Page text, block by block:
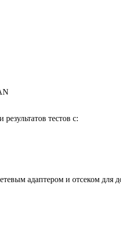
тестов с:
адаптером и отсеком для